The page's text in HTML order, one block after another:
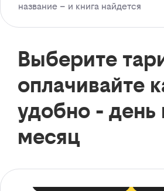
название – и книга найдется
Выберите
оплачивайте
удобно - день
месяц